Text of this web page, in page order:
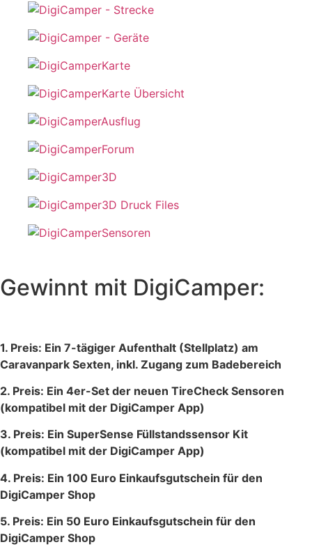
Gewinnt mit DigiCamper:
1. Preis: Ein 7-tägiger Aufenthalt (Stellplatz) am
Caravanpark Sexten, inkl. Zugang zum Badebereich
2. Preis: Ein 4er-Set der neuen TireCheck Sensoren
(kompatibel mit der DigiCamper App)
3. Preis: Ein SuperSense Füllstandssensor Kit
(kompatibel mit der DigiCamper App)
4. Preis: Ein 100 Euro Einkaufsgutschein für den
DigiCamper Shop
5. Preis: Ein 50 Euro Einkaufsgutschein für den
DigiCamper Shop